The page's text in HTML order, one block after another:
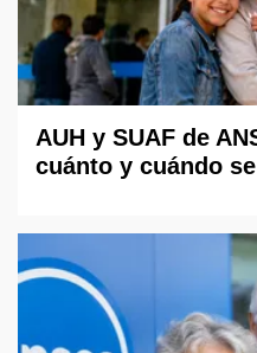
AUH y SUAF de
cuánto y cuándo